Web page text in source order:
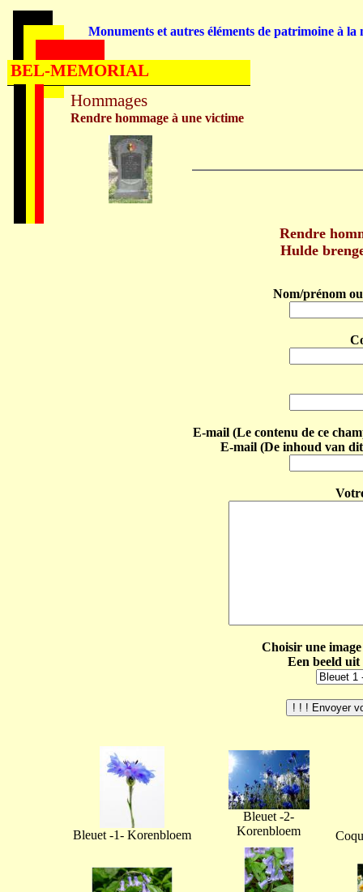
Rendre
Hulde
Nom/prénom
E-mail (Le contenu de ce
E-mail (De inhoud van
Choisir une
Een beeld
Bleuet -1- Korenbloem
Bleuet -2-
Korenbloem
Hommages
Rendre hommage à une victime
Monuments et autres éléments de patrimoine à la
BEL-MEMORIAL